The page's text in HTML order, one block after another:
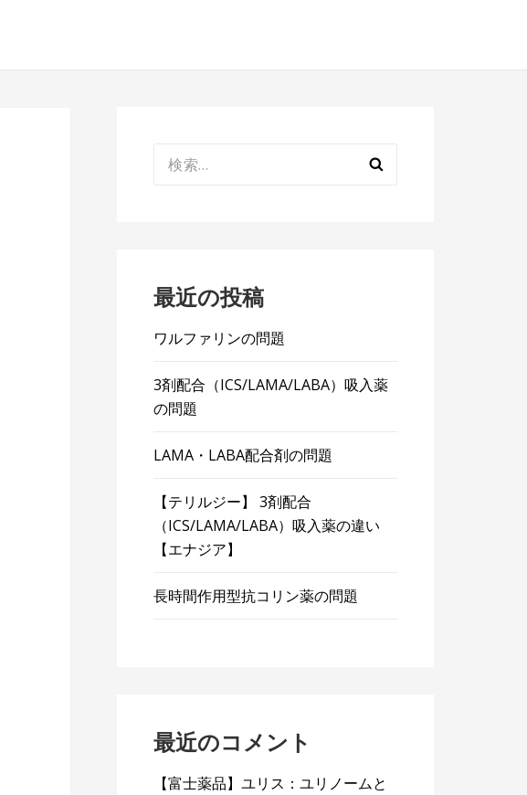
索:
最近の投稿
ワルファリンの問題
3剤配合（ICS/LAMA/LABA）吸入薬
の問題
LAMA・LABA配合剤の問題
【テリルジー】 3剤配合
（ICS/LAMA/LABA）吸入薬の違い
【エナジア】
長時間作用型抗コリン薬の問題
最近のコメント
【富士薬品】ユリス：ユリノームと